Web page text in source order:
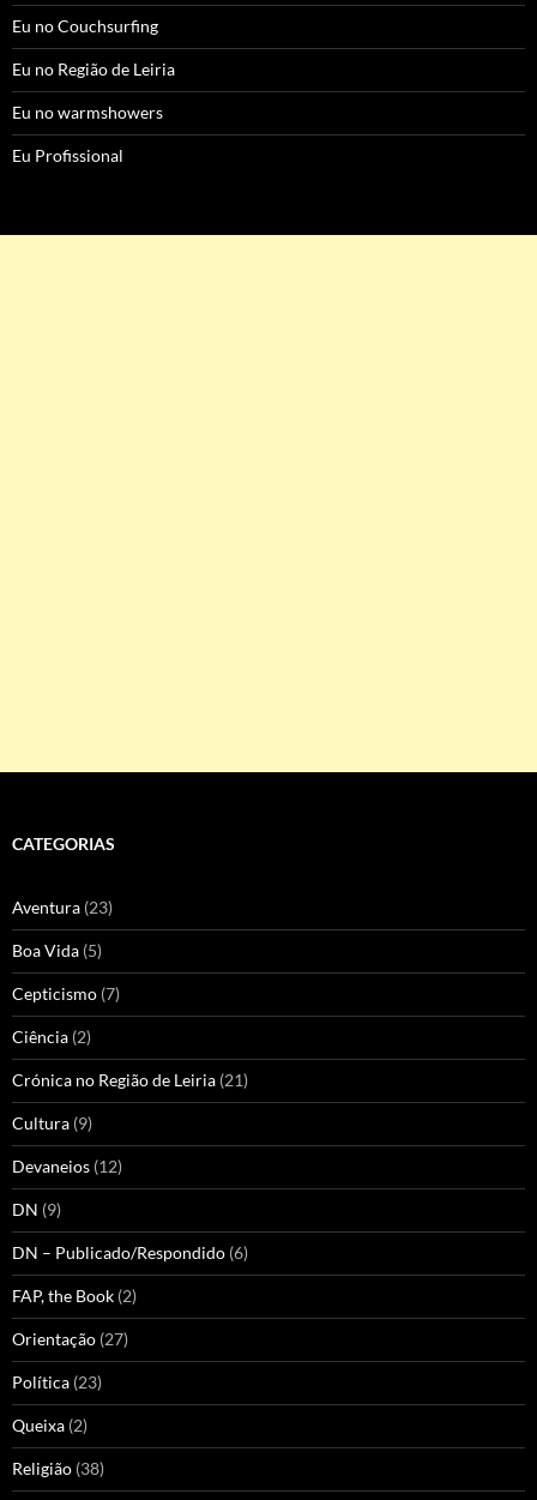
Eu no Couchsurfing
Eu no Região de Leiria
Eu no warmshowers
Eu Profissional
CATEGORIAS
Aventura (23)
Boa Vida (5)
Cepticismo (7)
Ciência (2)
Crónica no Região de Leiria (21)
Cultura (9)
Devaneios (12)
DN (9)
DN – Publicado/Respondido (6)
FAP, the Book (2)
Orientação (27)
Política (23)
Queixa (2)
Religião (38)